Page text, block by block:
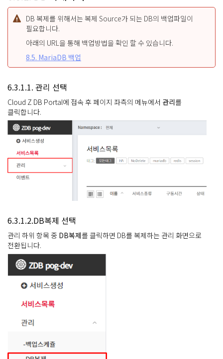
DB 복제를 위해서는 복제 Source가 되는 DB의 백업파일이
필요합니다.
아래의 URL을 통해 백업방법을 확인 할 수 있습니다.
8.5. MariaDB 백업
6.3.1.1. 관리 선택
Cloud Z DB Portal에 접속 후 페이지 좌측의 메뉴에서 관리를
클릭합니다.
6.3.1.2.DB복제 선택
관리 하위 항목 중 DB복제를 클릭하면 DB를 복제하는 관리 화면으로
전환됩니다.